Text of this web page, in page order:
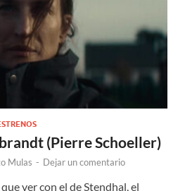
(Pierre Schoeller)
Mulas - Dejar un comentario
ver con el de Stendhal, el